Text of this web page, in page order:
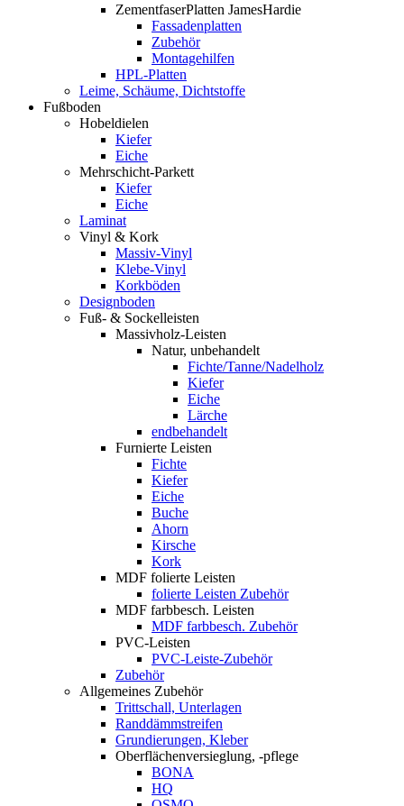
ZementfaserPlatten JamesHardie
Fassadenplatten
Zubehör
Montagehilfen
HPL-Platten
Leime, Schäume, Dichtstoffe
Fußboden
Hobeldielen
Kiefer
Eiche
Mehrschicht-Parkett
Kiefer
Eiche
Laminat
Vinyl & Kork
Massiv-Vinyl
Klebe-Vinyl
Korkböden
Designboden
Fuß- & Sockelleisten
Massivholz-Leisten
Natur, unbehandelt
Fichte/Tanne/Nadelholz
Kiefer
Eiche
Lärche
endbehandelt
Furnierte Leisten
Fichte
Kiefer
Eiche
Buche
Ahorn
Kirsche
Kork
MDF folierte Leisten
folierte Leisten Zubehör
MDF farbbesch. Leisten
MDF farbbesch. Zubehör
PVC-Leisten
PVC-Leiste-Zubehör
Zubehör
Allgemeines Zubehör
Trittschall, Unterlagen
Randdämmstreifen
Grundierungen, Kleber
Oberflächenversieglung, -pflege
BONA
HQ